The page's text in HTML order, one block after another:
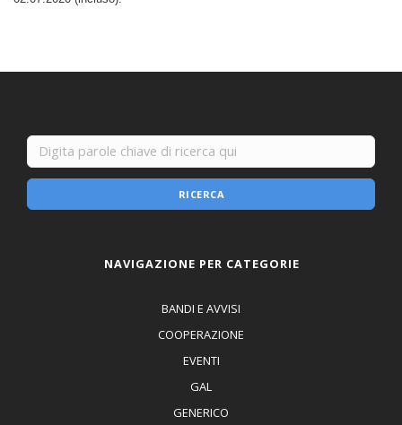
RICERCA
NAVIGAZIONE PER CATEGORIE
BANDI E AVVISI
COOPERAZIONE
EVENTI
GAL
GENERICO